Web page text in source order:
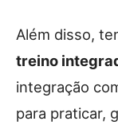
Além disso,
treino
integração
para praticar,